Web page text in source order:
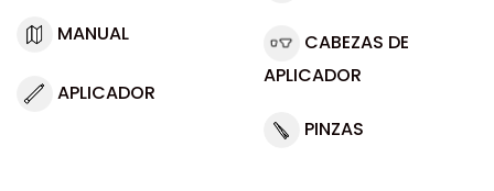
MANUAL
APLICADOR
CABEZAS DE
APLICADOR
PINZAS